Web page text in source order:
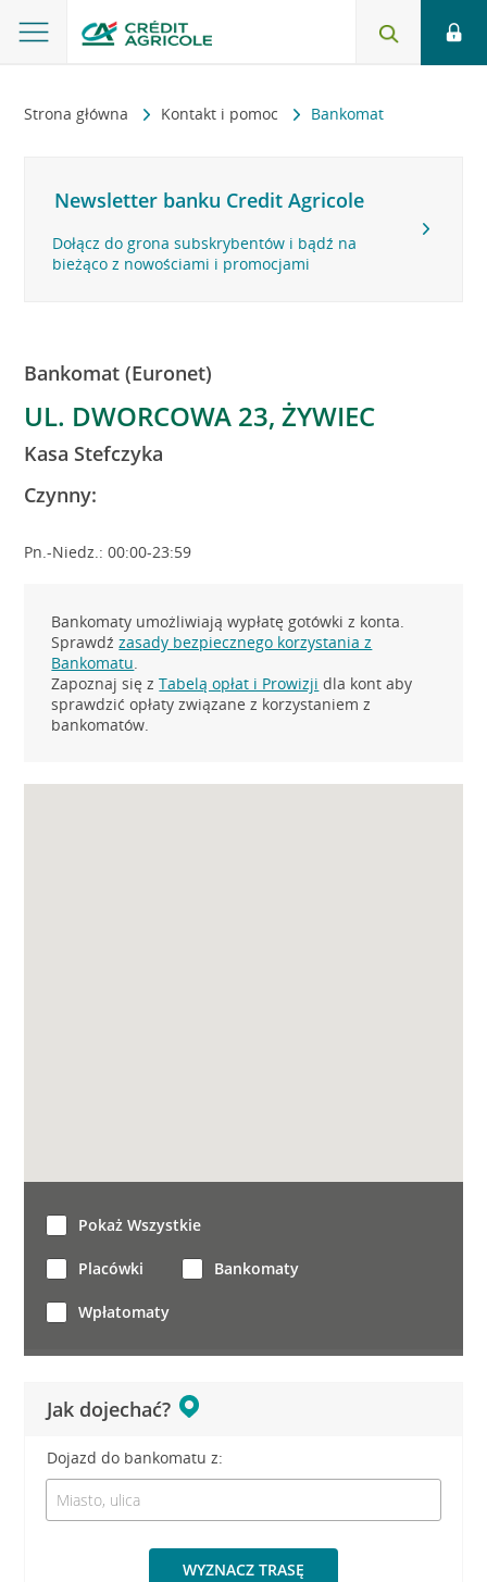
Strona główna Kontakt i pomoc Bankomat
Newsletter banku Credit Agricole
Dołącz do grona subskrybentów i bądź na
bieżąco z nowościami i promocjami
Bankomat (Euronet)
UL. DWORCOWA 23, ŻYWIEC
Kasa Stefczyka
Czynny:
Pn.-Niedz.: 00:00-23:59
Bankomaty umożliwiają wypłatę gotówki z konta.
Sprawdźzasady bezpiecznego korzystania z
Bankomatu.
Zapoznaj się zTabelą opłat i Prowizji dla kont aby
sprawdzić opłaty związane z korzystaniem z
bankomatów.
Jak dojechać?
Dojazd do bankomatu z:
WYZNACZ TRASĘ
Pokaż Wszystkie
Placówki Bankomaty
Wpłatomaty